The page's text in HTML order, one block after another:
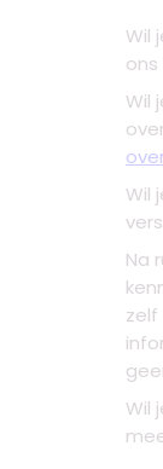
Wil
Wil
Wil
Na
Wil